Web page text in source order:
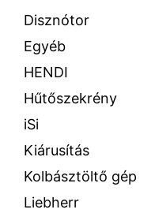
Disznótor
Egyéb
HENDI
Hűtőszekrény
iSi
Kiárusítás
Kolbásztöltő gép
Liebherr